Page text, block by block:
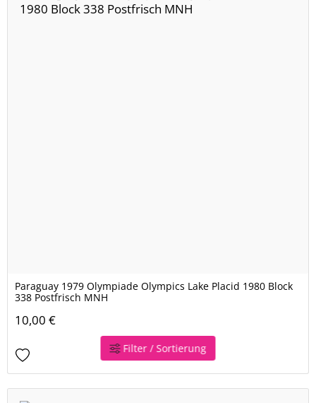
Filter / Sortierung
Paraguay 1979 Olympiade Olympics Lake Placid 1980 Block
338 Postfrisch MNH
10,00 €